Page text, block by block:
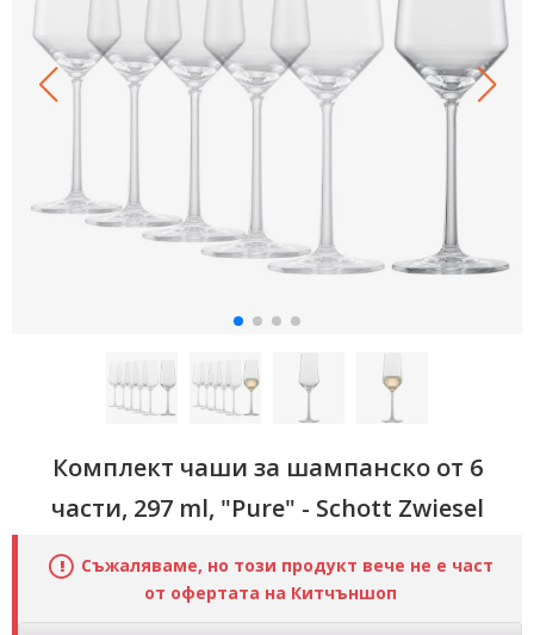
Комплект чаши за шампанско от 6
части, 297 ml, "Pure" - Schott Zwiesel
Съжаляваме, но този продукт вече не е част
от офертата на Китчъншоп